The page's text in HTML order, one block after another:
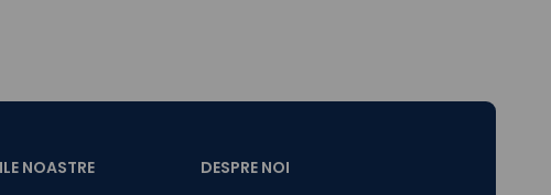
NOASTRE DESPRE NOI